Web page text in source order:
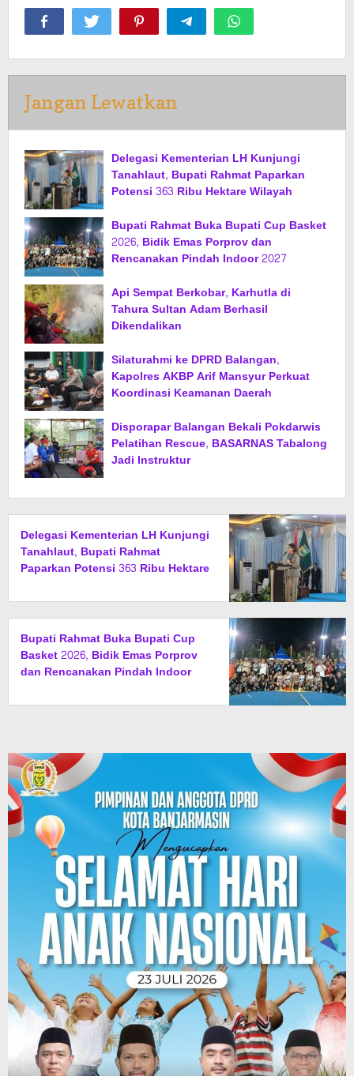
Jangan Lewatkan
Delegasi Kementerian LH Kunjungi
Tanahlaut, Bupati Rahmat Paparkan
Potensi 363 Ribu Hektare Wilayah
Bupati Rahmat Buka Bupati Cup Basket
2026, Bidik Emas Porprov dan
Rencanakan Pindah Indoor 2027
Api Sempat Berkobar, Karhutla di
Tahura Sultan Adam Berhasil
Dikendalikan
Silaturahmi ke DPRD Balangan,
Kapolres AKBP Arif Mansyur Perkuat
Koordinasi Keamanan Daerah
Disporapar Balangan Bekali Pokdarwis
Pelatihan Rescue, BASARNAS Tabalong
Jadi Instruktur
Delegasi Kementerian LH Kunjungi
Tanahlaut, Bupati Rahmat
Paparkan Potensi 363 Ribu Hektare
Bupati Rahmat Buka Bupati Cup
Basket 2026, Bidik Emas Porprov
dan Rencanakan Pindah Indoor